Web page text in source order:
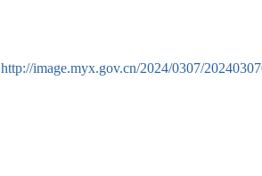
http://image.myx.gov.cn/2024/0307/